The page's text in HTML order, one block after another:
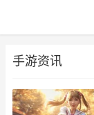
手游资讯